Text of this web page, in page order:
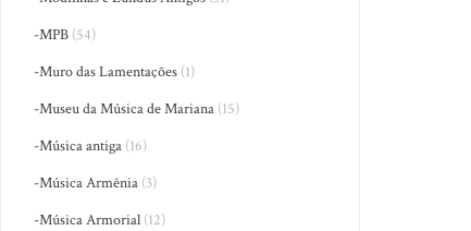
-MPB (54)
-Muro das Lamentações (1)
-Museu da Música de Mariana (15)
-Música antiga (16)
-Música Armênia (3)
-Música Armorial (12)